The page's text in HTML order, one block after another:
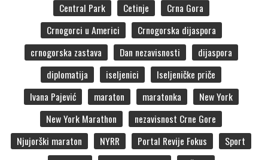
Central Park
Cetinje
Crna Gora
Crnogorci u Americi
Crnogorska dijaspora
crnogorska zastava
Dan nezavisnosti
dijaspora
diplomatija
iseljenici
Iseljeničke priče
Ivana Pajević
maraton maratonka
New York
New York Marathon
nezavisnost Crne Gore
Njujorški maraton
NYRR Portal Revije Fokus
Sport